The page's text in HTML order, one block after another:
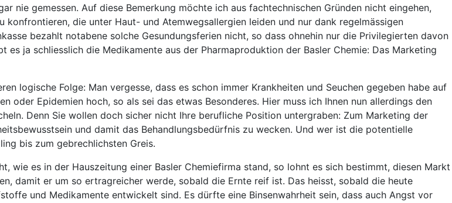
nie gemessen. Auf diese Bemerkung möchte ich aus fachtechnischen Gründen nicht eingehen,
konfrontieren, die unter Haut- und Atemwegsallergien leiden und nur dank regelmässigen
bezahlt notabene solche Gesundungsferien nicht, so dass ohnehin nur die Privilegierten davon
ja schliesslich die Medikamente aus der Pharmaproduktion der Basler Chemie: Das Marketing
logische Folge: Man vergesse, dass es schon immer Krankheiten und Seuchen gegeben habe auf
oder Epidemien hoch, so als sei das etwas Besonderes. Hier muss ich Ihnen nun allerdings den
Denn Sie wollen doch sicher nicht Ihre berufliche Position untergraben: Zum Marketing der
und damit das Behandlungsbedürfnis zu wecken. Und wer ist die potentielle
bis zum gebrechlichsten Greis.
wie es in der Hauszeitung einer Basler Chemiefirma stand, so lohnt es sich bestimmt, diesen Markt
damit er um so ertragreicher werde, sobald die Ernte reif ist. Das heisst, sobald die heute
und Medikamente entwickelt sind. Es dürfte eine Binsenwahrheit sein, dass auch Angst vor